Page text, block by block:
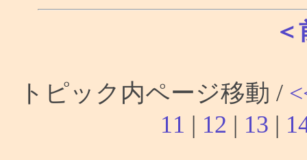
トピック内ページ移動 /
11 | 12 | 13 |